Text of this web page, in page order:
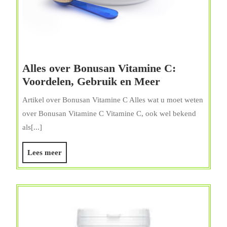
Alles over Bonusan Vitamine C:
Voordelen, Gebruik en MeerAlles
en
Meer
Artikel over Bonusan Vitamine C Alles wat u moet weten
over Bonusan Vitamine C Vitamine C, ook wel bekend
als[...]
Lees meerLees
meer